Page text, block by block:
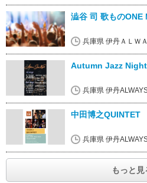
澁谷 司 歌ものONE
兵庫県 伊丹ＡＬＷ
Autumn Jazz Night
兵庫県 伊丹
中田博之QUINTET
兵庫県 伊丹
もっと見